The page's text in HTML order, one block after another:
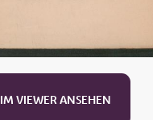
IM VIEWER ANSEHEN